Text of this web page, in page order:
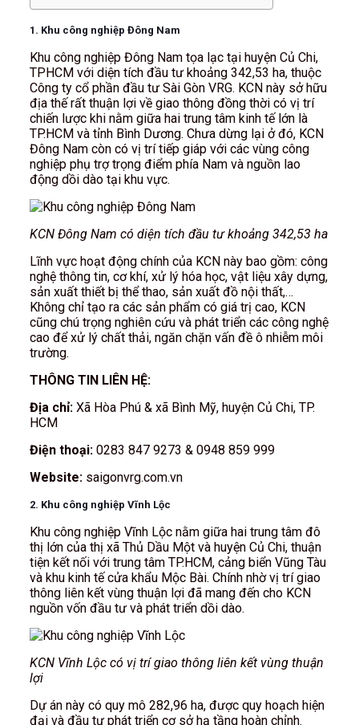
1. Khu công nghiệp Đông Nam
Khu công nghiệp Đông Nam tọa lạc tại huyện Củ Chi,
TPHCM với diện tích đầu tư khoảng 342,53 ha, thuộc
Công ty cổ phần đầu tư Sài Gòn VRG. KCN này sở hữu
địa thế rất thuận lợi về giao thông đồng thời có vị trí
chiến lược khi nằm giữa hai trung tâm kinh tế lớn là
TP.HCM và tỉnh Bình Dương. Chưa dừng lại ở đó, KCN
Đông Nam còn có vị trí tiếp giáp với các vùng công
nghiệp phụ trợ trọng điểm phía Nam và nguồn lao
động dồi dào tại khu vực.
KCN Đông Nam có diện tích đầu tư khoảng 342,53 ha
Lĩnh vực hoạt động chính của KCN này bao gồm: công
nghệ thông tin, cơ khí, xử lý hóa học, vật liệu xây dựng,
sản xuất thiết bị thể thao, sản xuất đồ nội thất,…
Không chỉ tạo ra các sản phẩm có giá trị cao, KCN
cũng chú trọng nghiên cứu và phát triển các công nghệ
cao để xử lý chất thải, ngăn chặn vấn đề ô nhiễm môi
trường.
THÔNG TIN LIÊN HỆ:
Địa chỉ:Xã Hòa Phú & xã Bình Mỹ, huyện Củ Chi, TP.
HCM
Điện thoại:0283 847 9273 & 0948 859 999
Website:saigonvrg.com.vn
2. Khu công nghiệp Vĩnh Lộc
Khu công nghiệp Vĩnh Lộc nằm giữa hai trung tâm đô
thị lớn của thị xã Thủ Dầu Một và huyện Củ Chi, thuận
tiện kết nối với trung tâm TP.HCM, cảng biển Vũng Tàu
và khu kinh tế cửa khẩu Mộc Bài. Chính nhờ vị trí giao
thông liên kết vùng thuận lợi đã mang đến cho KCN
nguồn vốn đầu tư và phát triển dồi dào.
KCN Vĩnh Lộc có vị trí giao thông liên kết vùng thuận
lợi
Dự án này có quy mô 282,96 ha, được quy hoạch hiện
đại và đầu tư phát triển cơ sở hạ tầng hoàn chỉnh.